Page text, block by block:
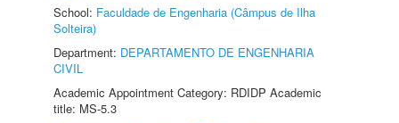
School: Faculdade de Engenharia (Câmpus de Ilha
Solteira)
Department: DEPARTAMENTO DE ENGENHARIA
CIVIL
Academic Appointment Category: RDIDP Academic
title: MS-5.3